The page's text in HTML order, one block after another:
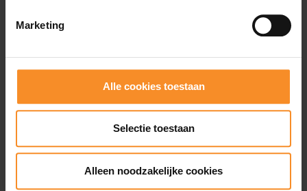
Marketing
Alle cookies toestaan
Selectie toestaan
Alleen noodzakelijke cookies